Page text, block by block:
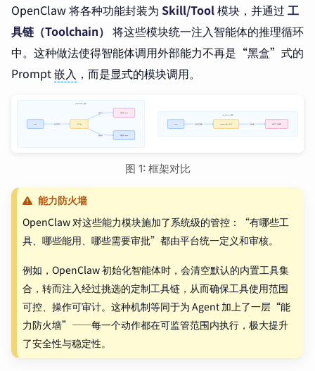
OpenClaw 将各种功能封装为 Skill/Tool模块，并通过 工
具链（Toolchain） 将这些模块统一注入智能体的推理循环
中。这种做法使得智能体调用外部能力不再是“黑盒”式的
Prompt嵌入 ，而是显式的模块调用。
图 1: 框架对比
能力防火墙
OpenClaw 对这些能力模块施加了系统级的管控：“有哪些工
具、哪些能用、哪些需要审批”都由平台统一定义和审核。
例如，OpenClaw 初始化智能体时，会清空默认的内置工具集
合，转而注入经过挑选的定制工具链，从而确保工具使用范围
可控、操作可审计。这种机制等同于为 Agent 加上了一层“能
力防火墙”——每一个动作都在可监管范围内执行，极大提升
了安全性与稳定性。